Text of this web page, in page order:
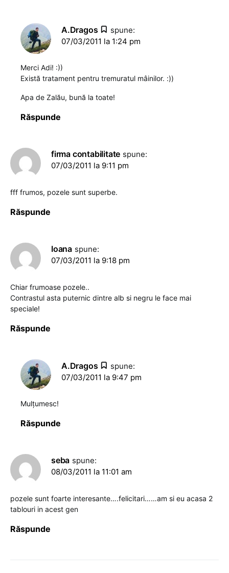
A.Dragos
spune:
07/03/2011 la 1:24 pm
Merci Adi! :))
Există tratament pentru tremuratul mâinilor. :))
Apa de Zalău, bună la toate!
Răspunde
firma contabilitate spune:
07/03/2011 la 9:11 pm
fff frumos, pozele sunt superbe.
Răspunde
Ioana spune:
07/03/2011 la 9:18 pm
Chiar frumoase pozele..
Contrastul asta puternic dintre alb si negru le face mai
speciale!
Răspunde
A.Dragos
spune:
07/03/2011 la 9:47 pm
Mulţumesc!
Răspunde
seba spune:
08/03/2011 la 11:01 am
pozele sunt foarte interesante….felicitari……am si eu acasa 2
tablouri in acest gen
Răspunde